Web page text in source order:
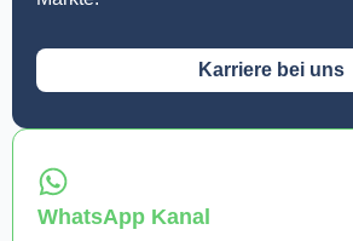
Karriere bei uns
WhatsApp Kanal